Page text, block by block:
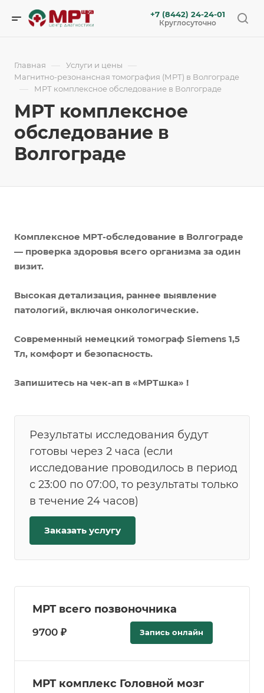
+7 (8442) 24-24-01
Круглосуточно
Главная — Услуги и цены —
Магнитно-резонансная томография (МРТ) в Волгограде
— МРТ комплексное обследование в Волгограде
МРТ комплексное
обследование в
Волгограде
Комплексное МРТ-обследование в Волгограде
— проверка здоровья всего организма за один
визит.
Высокая детализация, раннее выявление
патологий, включая онкологические.
Современный немецкий томограф Siemens 1,5
Тл, комфорт и безопасность.
Запишитесь на чек-ап в «МРТшка» !
Результаты исследования будут
готовы через 2 часа (если
исследование проводилось в период
с 23:00 по 07:00, то результаты только
в течение 24 часов)
Заказать услугу
МРТ всего позвоночника
9700 ₽ Запись онлайн
МРТ комплекс Головной мозг